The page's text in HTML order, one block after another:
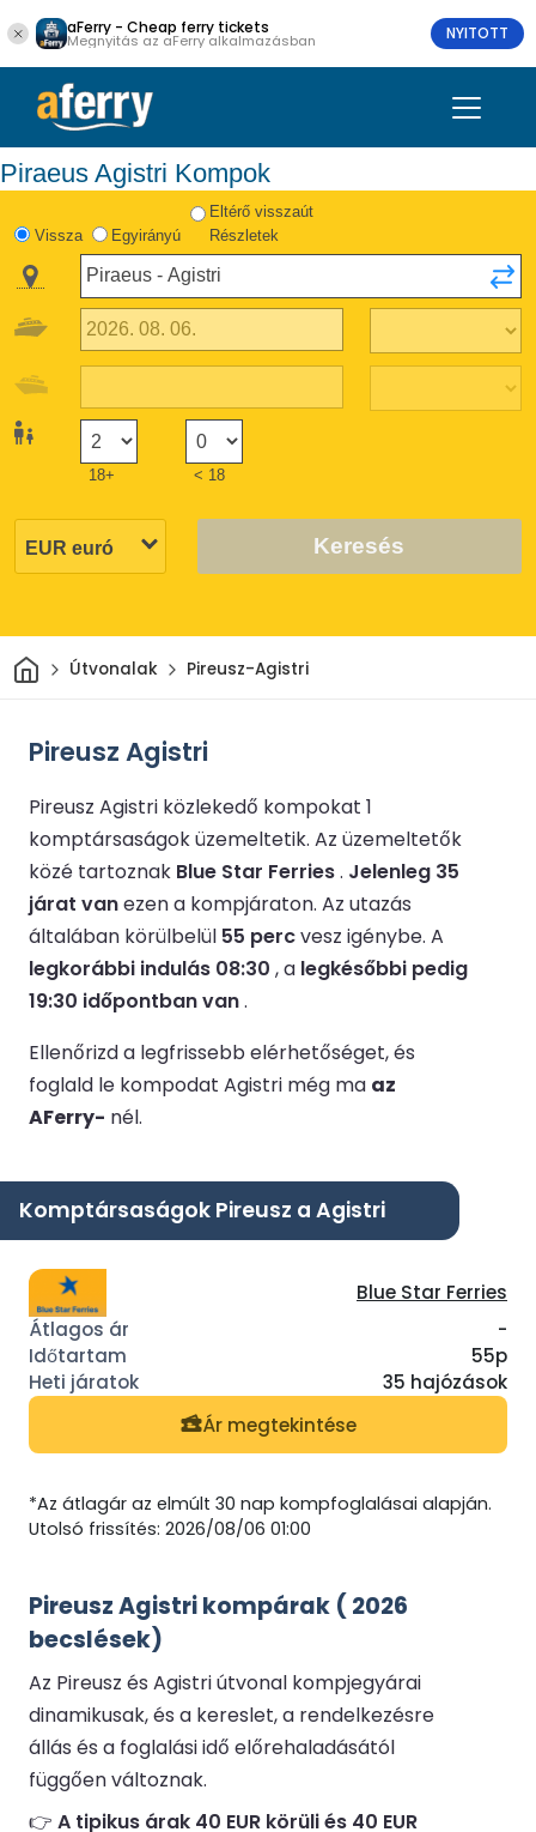
aFerry - Cheap ferry tickets
Megnyitás az aFerry alkalmazásban NYITOTT
Piraeus Agistri Kompok
Vissza Egyirányú
Eltérő visszaút
Részletek
18+ < 18
Keresés
Otthon
Útvonalak Pireusz-Agistri
Pireusz Agistri
Pireusz Agistri közlekedő kompokat 1
komptársaságok üzemeltetik. Az üzemeltetők
közé tartoznak Blue Star Ferries. Jelenleg 35
járat vanezen a kompjáraton. Az utazás
általában körülbelül 55 percvesz igénybe. A
legkorábbi indulás 08:30 , a legkésőbbi pedig
19:30 időpontban van.
Ellenőrizd a legfrissebb elérhetőséget, és
foglald le kompodat Agistri még ma az
AFerry- nél.
Komptársaságok Pireusz a Agistri
Blue Star Ferries
-
55p
35 hajózások
Ár megtekintése
*Az átlagár az elmúlt 30 nap kompfoglalásai alapján.
Utolsó frissítés: 2026/08/06 01:00
Pireusz Agistri kompárak ( 2026
becslések)
Az Pireusz és Agistri útvonal kompjegyárai
dinamikusak, és a kereslet, a rendelkezésre
állás és a foglalási idő előrehaladásától
függően változnak.
👉 A tipikus árak 40 EUR körüli és 40 EUR